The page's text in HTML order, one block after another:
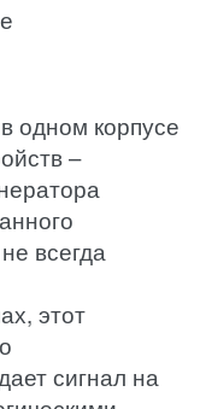
одном корпусе
–
всегда
этот
сигнал на